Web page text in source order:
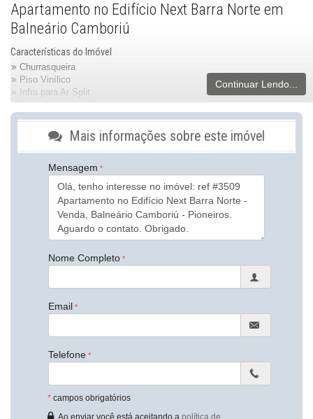
Apartamento no Edifício Next Barra Norte em
Balneário Camboriú
Características do Imóvel
Churrasqueira
Piso Vinílico
Infra para Ar Split
Acabamento em Gesso
Sala
Cozinha
Sacada Técnica
Banheiro Social
Características do Empreendimento
Salão de Festas
Playground
Piscina Infantil
Elevador
RoofTop
Endereço:
Pioneiros
Balneário Camboriú /
ver mapa abaixo
Continuar Lendo...
Mais informações sobre este imóvel
Mensagem
Nome Completo
Email
Telefone
* campos obrigatórios
Ao enviar você está aceitando a política de